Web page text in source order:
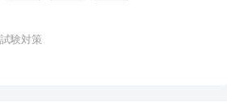
験対策